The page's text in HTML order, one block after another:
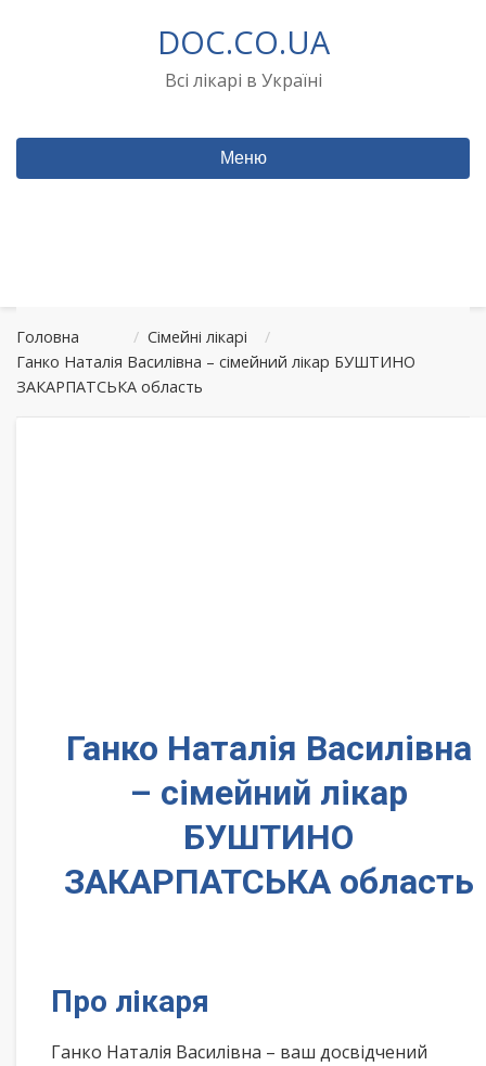
DOC.CO.UA
Всі лікарі в Україні
Меню
Головна / Сімейні лікарі
/
Ганко Наталія Василівна – сімейний лікар БУШТИНО
ЗАКАРПАТСЬКА область
Ганко Наталія Василівна
– сімейний лікар
БУШТИНО
ЗАКАРПАТСЬКА область
Про лікаря
Ганко Наталія Василівна – ваш досвідчений